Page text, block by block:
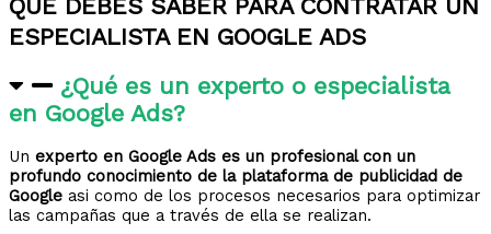
QUE DEBES SABER PARA CONTRATAR UN
ESPECIALISTA EN GOOGLE ADS
¿Qué es un experto o especialista
en Google Ads?
Un experto en Google Ads es un profesional con un
profundo conocimiento de la plataforma de publicidad de
Google asi como de los procesos necesarios para optimizar
las campañas que a través de ella se realizan.